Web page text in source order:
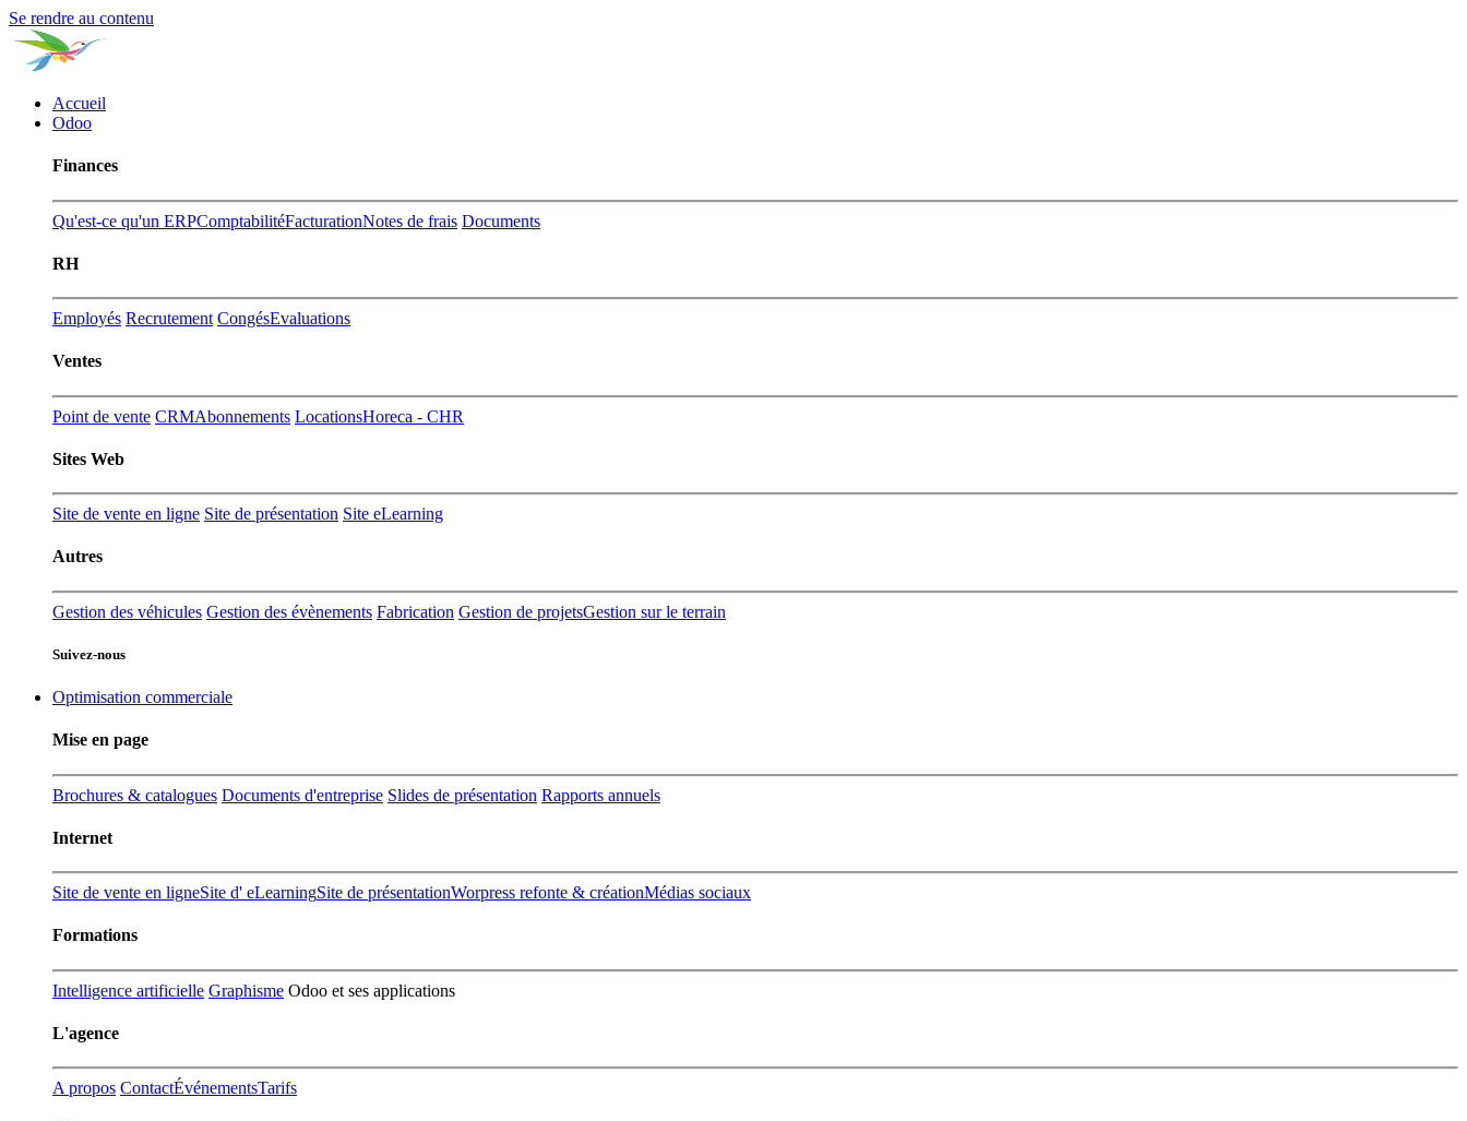
Se rendre au contenu
Accueil
Odoo
Finances
Qu'est-ce qu'un ERPComptabilitéFacturationNotes de frais Documents
RH
Employés Recrutement CongésEvaluations
Ventes
Point de vente CRMAbonnements LocationsHoreca - CHR
Sites Web
Site de vente en ligne Site de présentation Site eLearning
Autres
Gestion des véhicules Gestion des évènements Fabrication Gestion de projetsGestion sur le terrain
Suivez-nous
Optimisation commerciale
Mise en page
Brochures & catalogues Documents d'entreprise Slides de présentation Rapports annuels
Internet
Site de vente en ligneSite d' eLearningSite de présentationWorpress refonte & créationMédias sociaux
Formations
Intelligence artificielle Graphisme Odoo et ses applications
L'agence
A propos ContactÉvénementsTarifs